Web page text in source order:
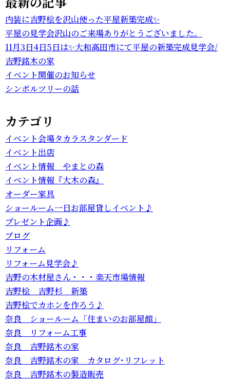
内装に吉野桧を沢山使った平屋新築完成✨
平屋の見学会沢山のご来場ありがとうございました。
11月3日4日5日は✨大和高田市にて平屋の新築完成見学会/
吉野銘木の家
イベント開催のお知らせ
シンボルツリーの話
カテゴリ
イベント会場タカラスタンダード
イベント出店
イベント情報 やまとの森
イベント情報『大木の森』
オーダー家具
ショールーム一日お部屋貸しイベント♪
プレゼント企画♪
ブログ
リフォーム
リフォーム見学会♪
吉野の木材屋さん・・・楽天市場情報
吉野桧 吉野杉 新築
吉野桧でカホンを作ろう♪
奈良 ショールーム「住まいのお部屋館」
奈良 リフォーム工事
奈良 吉野銘木の家
奈良 吉野銘木の家 カタログ･リフレット
奈良 吉野銘木の製造販売